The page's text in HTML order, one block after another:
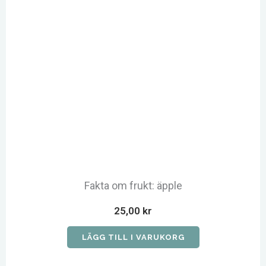
Fakta om frukt: äpple
25,00 kr
LÄGG TILL I VARUKORG